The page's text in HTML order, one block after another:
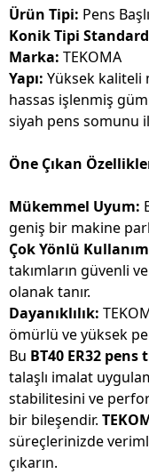
Ürün Tipi: Pens
Konik Tipi
Marka: TEKOMA
Yapı: Yüksek kaliteli
hassas işlenmiş
siyah pens somunu
Öne Çıkan
Mükemmel Uyum:
geniş bir makine
Çok Yönlü
takımların güvenli
olanak tanır.
Dayanıklılık:
ömürlü ve yüksek
Bu BT40 ER32
talaşlı imalat
stabilitesini ve
bir bileşendir.
süreçlerinizde
çıkarın.